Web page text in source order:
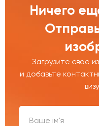
Ничего
Загрузите свое
и добавьте